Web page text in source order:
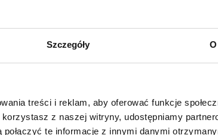
Szczegóły
treści i reklam, aby oferować funkcje
z naszej witryny, udostępniamy
te informacje z innymi danymi
przez nie szkoleniach w kraju i za granicą.
na których prezentowane są najnowsze trendy.
własnego biznesu?
radzenia sobie ze stresem, szybkiego
i budowania relacji, umiejętność